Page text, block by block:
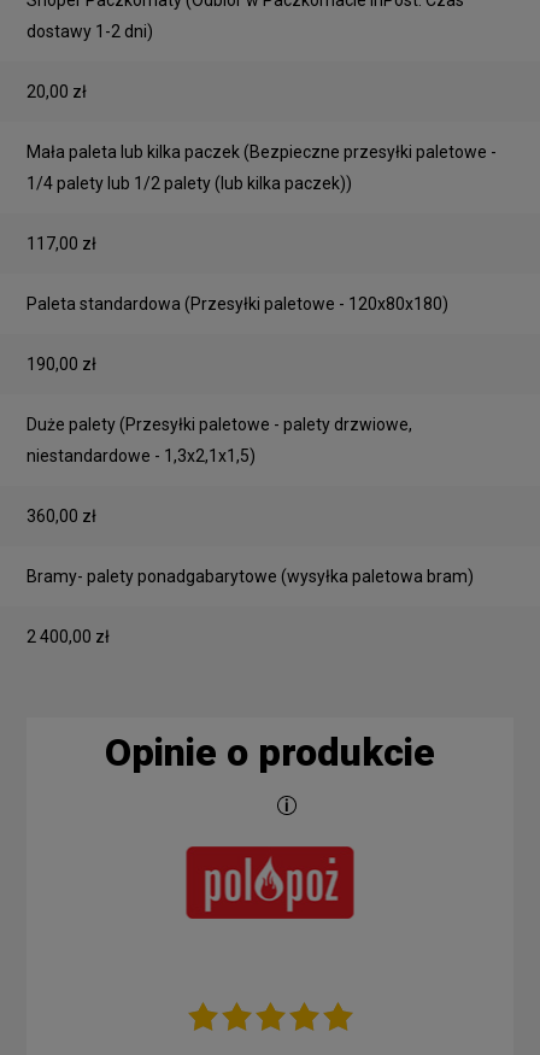
dostawy 1-2 dni)
20,00 zł
Mała paleta lub kilka paczek(Bezpieczne przesyłki paletowe -
1/4 palety lub 1/2 palety (lub kilka paczek))
117,00 zł
Paleta standardowa (Przesyłki paletowe - 120x80x180)
190,00 zł
Duże palety(Przesyłki paletowe - palety drzwiowe,
niestandardowe - 1,3x2,1x1,5)
360,00 zł
Bramy- palety ponadgabarytowe (wysyłka paletowa bram)
2 400,00 zł
Opinie o produkcie